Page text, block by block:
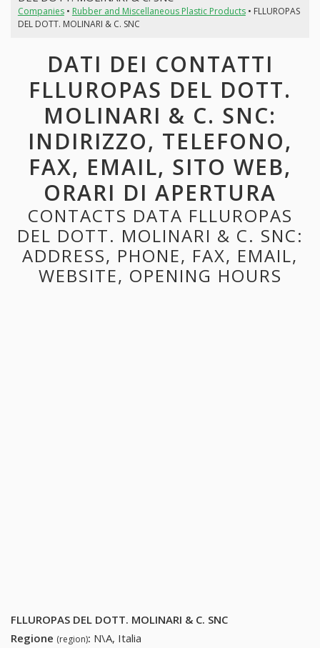
Companies• Rubber and Miscellaneous Plastic Products• FLLUROPAS
DEL DOTT. MOLINARI & C. SNC
DATI DEI CONTATTI
FLLUROPAS DEL DOTT.
MOLINARI & C. SNC:
INDIRIZZO, TELEFONO,
FAX, EMAIL, SITO WEB,
ORARI DI APERTURA
CONTACTS DATA FLLUROPAS
DEL DOTT. MOLINARI & C. SNC:
ADDRESS, PHONE, FAX, EMAIL,
WEBSITE, OPENING HOURS
FLLUROPAS DEL DOTT. MOLINARI & C. SNC
Regione (region): N\A, Italia